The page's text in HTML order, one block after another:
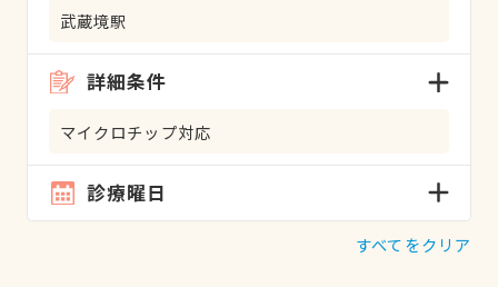
武蔵境駅
詳細条件
マイクロチップ対応
診療曜日
すべてをクリア